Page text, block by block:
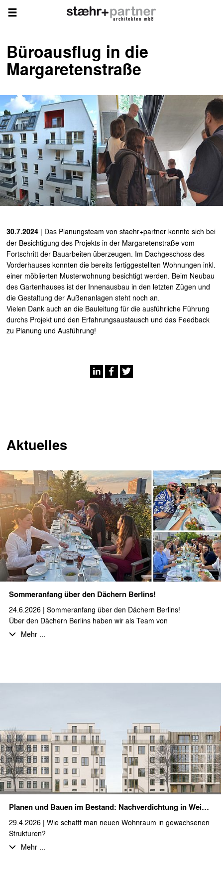
Büroausflug in die
Margaretenstraße
30.7.2024 | Das Planungsteam von staehr+partner konnte sich bei
der Besichtigung des Projekts in der Margaretenstraße vom
Fortschritt der Bauarbeiten überzeugen. Im Dachgeschoss des
Vorderhauses konnten die bereits fertiggestellten Wohnungen inkl.
einer möblierten Musterwohnung besichtigt werden. Beim Neubau
des Gartenhauses ist der Innenausbau in den letzten Zügen und
die Gestaltung der Außenanlagen steht noch an.
Vielen Dank auch an die Bauleitung für die ausführliche Führung
durchs Projekt und den Erfahrungsaustausch und das Feedback
zu Planung und Ausführung!
Aktuelles
Sommeranfang über den Dächern Berlins!
24.6.2026 | Sommeranfang über den Dächern Berlins!
Über den Dächern Berlins haben wir als Team von
stæhr+partner architekten zusammen auf den Sommeranfang
kühlen Kopf.
Mehr ...
Planen und Bauen im Bestand: Nachverdichtung in Weißensee
29.4.2026 | Wie schafft man neuen Wohnraum in gewachsenen
Strukturen?
Wir freuen uns, ein spannendes Projekt im Herzen Berlins zu
Mehr ...